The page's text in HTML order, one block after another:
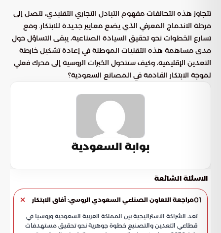
تتجاوز هذه التحالفات مفهوم التبادل التجاري التقليدي، لتصل إلى
مرحلة الاندماج المعرفي الذي يضع معايير جديدة للابتكار. ومع
تسارع الخطوات نحو تحقيق السيادة الصناعية، يبقى التساؤل حول
مدى مساهمة هذه التقنيات الموطنة في إعادة تشكيل خارطة
التعدين الإقليمية، وكيف ستتحول الخبرات الروسية إلى محرك فعلي
لموجة الابتكار القادمة في المصانع السعودية؟
بوابة السعودية
الاسئلة الشائعة
01مراجعة التعاون الصناعي السعودي الروسي: آفاق الابتكار
تعد الشراكة الاستراتيجية بين المملكة العربية السعودية وروسيا في
قطاعي التعدين والتصنيع خطوة جوهرية نحو تحقيق مستهدفات